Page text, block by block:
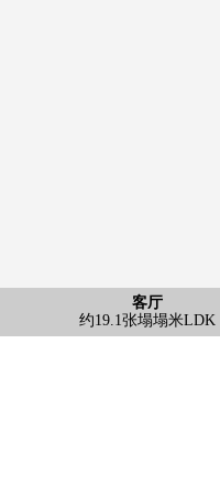
客厅
约19.1张塌塌米LDK
外观
外观
厨房
厨房
洗脸
洗脸
洗脸
洗衣槽
公共汽车
公共汽车
厕所
厕所
客厅
约19.1张塌塌米LDK
客厅
客厅
收纳
走廊WIC
室内
约6.0张塌塌米西式房间
室内
约5.4张塌塌米西式房间
门口
门口
入口
入口
入口
入口
其他
信箱
其他
电梯
其他
自行车停放处，摩托车
停车场
停车场
外观
外观
外观
外观
外观
外观
Lawson佃4丁目商店(约
步行5分钟
大阪市立佃西小学(约
步行13分钟
大阪市立佃中学(约
步行15分钟